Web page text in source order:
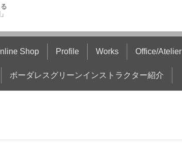
Shop Profile Works Office/Atelier
ボーダレスグリーンインストラクター紹介